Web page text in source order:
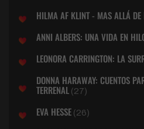
HILMA AF KLINT - MAS ALLÁ DE
ANNI ALBERS: UNA VIDA EN
LEONORA CARRINGTON: LA
DONNA HARAWAY: CUENTOS
TERRENAL (27)
EVA HESSE (26)